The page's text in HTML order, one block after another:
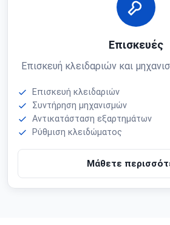
Επισκευές
Επισκευή κλειδαριών και
Επισκευή κλειδαριών
Συντήρηση μηχανισμών
Αντικατάσταση εξαρτημάτων
Ρύθμιση κλειδώματος
Μάθετε